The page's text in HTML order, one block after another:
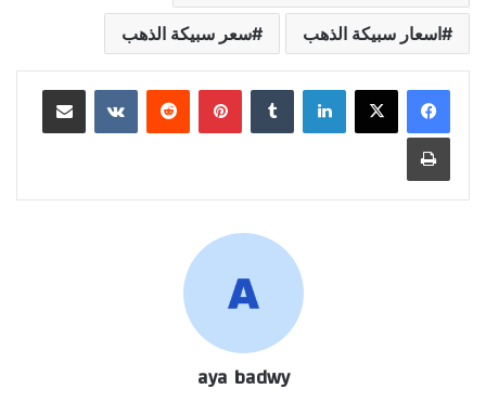
اسعار سبيكة الذهب سعر سبيكة الذهب
لينكدإن بينتيريست مشاركة عبر البريد
طباعة
aya badwy